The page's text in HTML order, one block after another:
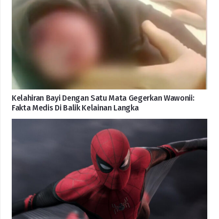
Kelahiran Bayi Dengan Satu Mata Gegerkan Wawonii:
Fakta Medis Di Balik Kelainan Langka